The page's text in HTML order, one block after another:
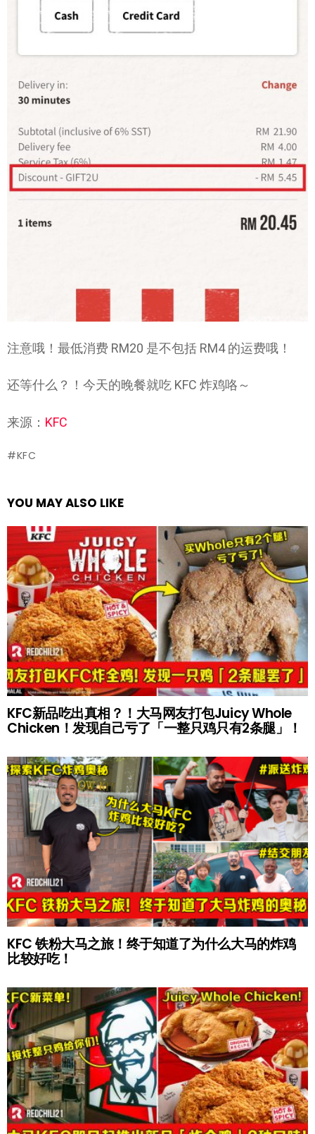
注意哦！最低消费 RM20 是不包括 RM4 的运费哦！
还等什么？！今天的晚餐就吃 KFC 炸鸡咯～
来源： KFC
KFC
YOU MAY ALSO LIKE
KFC新品吃出真相？！大马网友打包Juicy Whole
Chicken！发现自己亏了「一整只鸡只有2条腿」！
KFC 铁粉大马之旅！终于知道了为什么大马的炸鸡
比较好吃！